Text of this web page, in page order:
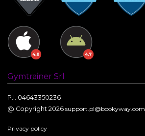
Gymtrainer Srl
P.I. 04643350236
@ Copyright 2026 support.pl@bookyway.com
Privacy policy